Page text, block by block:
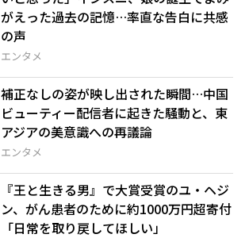
エンタメ
がえった過去の記憶…率直な告白に共感
の声
エンタメ
補正なしの姿が映し出された瞬間…中国
ビューティー配信者に起きた騒動と、東
アジアの美意識への再議論
『王と生きる男』で大賞受賞のユ・ヘジ
ン、がん患者のために約1000万円超寄付
「日常を取り戻してほしい」